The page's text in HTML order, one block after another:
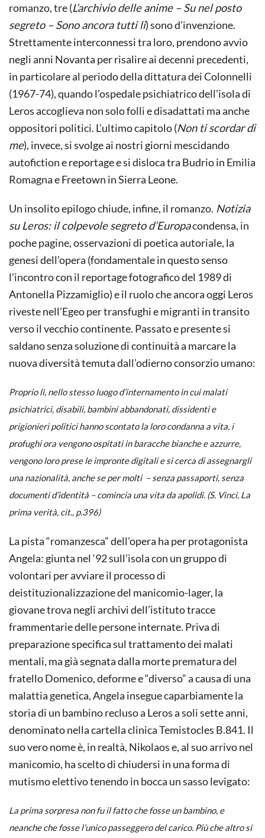
romanzo, tre (L’archivio delle anime – Su nel posto
segreto – Sono ancora tutti lì) sono d’invenzione.
Strettamente interconnessi tra loro, prendono avvio
negli anni Novanta per risalire ai decenni precedenti,
in particolare al periodo della dittatura dei Colonnelli
(1967-74), quando l’ospedale psichiatrico dell’isola di
Leros accoglieva non solo folli e disadattati ma anche
oppositori politici. L’ultimo capitolo (Non ti scordar di
me), invece, si svolge ai nostri giorni mescidando
autofiction e reportage e si disloca tra Budrio in Emilia
Romagna e Freetown in Sierra Leone.
Un insolito epilogo chiude, infine, il romanzo. Notizia
su Leros: il colpevole segreto d’Europacondensa, in
poche pagine, osservazioni di poetica autoriale, la
genesi dell’opera (fondamentale in questo senso
l’incontro con il reportage fotografico del 1989 di
Antonella Pizzamiglio) e il ruolo che ancora oggi Leros
riveste nell’Egeo per transfughi e migranti in transito
verso il vecchio continente. Passato e presente si
saldano senza soluzione di continuità a marcare la
nuova diversità temuta dall’odierno consorzio umano:
Proprio lì, nello stesso luogo d’internamento in cui malati
psichiatrici, disabili, bambini abbandonati, dissidenti e
prigionieri politici hanno scontato la loro condanna a vita, i
profughi ora vengono ospitati in baracche bianche e azzurre,
vengono loro prese le impronte digitali e si cerca di assegnargli
una nazionalità, anche se per molti – senza passaporti, senza
documenti d’identità – comincia una vita da apolidi. (S. Vinci, La
prima verità, cit., p.396)
La pista “romanzesca” dell’opera ha per protagonista
Angela: giunta nel ‘92 sull’isola con un gruppo di
volontari per avviare il processo di
deistituzionalizzazione del manicomio-lager, la
giovane trova negli archivi dell’istituto tracce
frammentarie delle persone internate. Priva di
preparazione specifica sul trattamento dei malati
mentali, ma già segnata dalla morte prematura del
fratello Domenico, deforme e “diverso” a causa di una
malattia genetica, Angela insegue caparbiamente la
storia di un bambino recluso a Leros a soli sette anni,
denominato nella cartella clinica Temistocles B.841. Il
suo vero nome è, in realtà, Nikolaos e, al suo arrivo nel
manicomio, ha scelto di chiudersi in una forma di
mutismo elettivo tenendo in bocca un sasso levigato:
La prima sorpresa non fu il fatto che fosse un bambino, e
neanche che fosse l’unico passeggero del carico. Più che altro si